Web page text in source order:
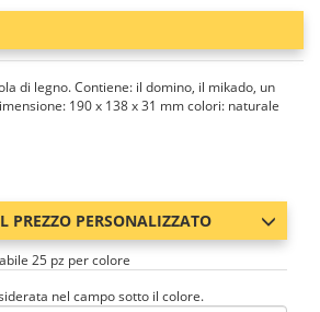
di legno. Contiene: il domino, il mikado, un
190 x 138 x 31 mm colori: naturale
PREZZO PERSONALIZZATO
25 pz per colore
nel campo sotto il colore.